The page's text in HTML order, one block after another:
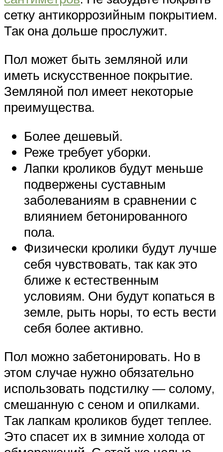
сетку антикоррозийным покрытием.
Так она дольше прослужит.
Пол может быть земляной или
иметь искусственное покрытие.
Земляной пол имеет некоторые
преимущества.
Более дешевый.
Реже требует уборки.
Лапки кроликов будут меньше
подвержены суставным
заболеваниям в сравнении с
влиянием бетонированного
пола.
Физически кролики будут лучше
себя чувствовать, так как это
ближе к естественным
условиям. Они будут копаться в
земле, рыть норы, то есть вести
себя более активно.
Пол можно забетонировать. Но в
этом случае нужно обязательно
использовать подстилку — солому,
смешанную с сеном и опилками.
Так лапкам кроликов будет теплее.
Это спасет их в зимние холода от